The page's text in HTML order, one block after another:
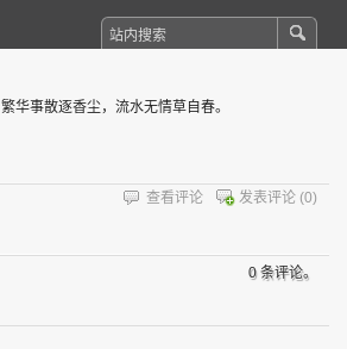
繁华事散逐香尘，流水无情草自春。
发表评论 (0)
查看评论
0 条评论。